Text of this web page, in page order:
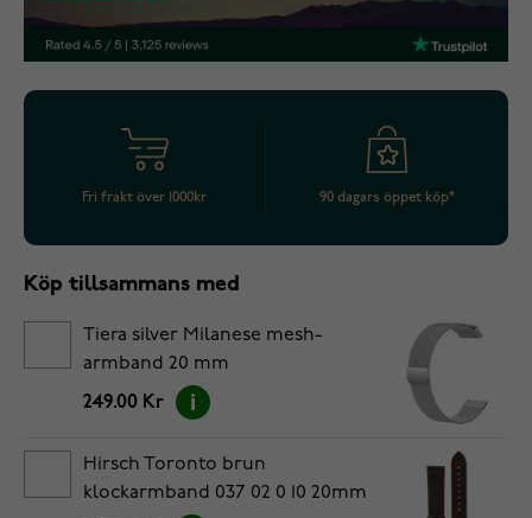
Fri frakt över 1000kr 90 dagars öppet köp*
Köp tillsammans med
Tiera silver Milanese mesh-
armband 20 mm
249.00 Kr
Hirsch Toronto brun
klockarmband 037 02 0 10 20mm